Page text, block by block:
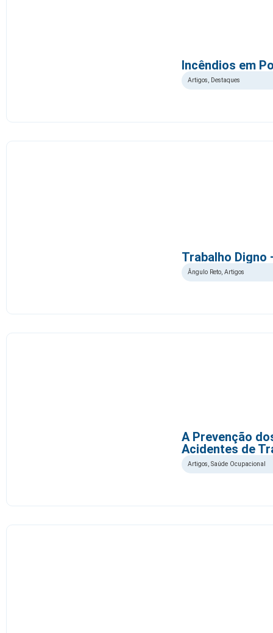
Incêndios em
Artigos, Destaques
Trabalho Digno
Ângulo Reto, Artigos
A Prevenção
Acidentes de
Artigos, Saúde Ocupacional